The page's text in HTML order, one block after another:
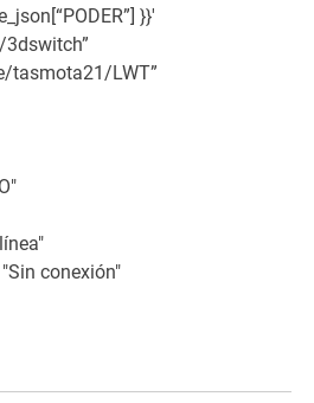
}}'
tasmota21/LWT”
conexión"